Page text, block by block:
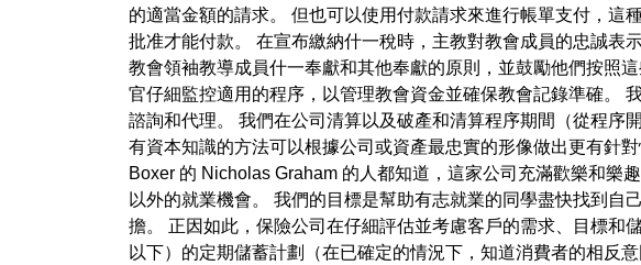
的適當金額的請求。 但也可以使用付款請求來進行帳單支付，
批准才能付款。 在宣布繳納什一稅時，主教對教會成員的忠誠表
教會領袖教導成員什一奉獻和其他奉獻的原則，並鼓勵他們按照
官仔細監控適用的程序，以管理教會資金並確保教會記錄準確。
諮詢和代理。 我們在公司清算以及破產和清算程序期間（從程序
有資本知識的方法可以根據公司或資產最忠實的形像做出更有針
Boxer 的 Nicholas Graham 的人都知道，這家公司充滿歡樂和樂
以外的就業機會。 我們的目標是幫助有志就業的同學盡快找到
擔。 正因如此，保險公司在仔細評估並考慮客戶的需求、目標和
以下）的定期儲蓄計劃（在已確定的情況下，知道消費者的相反